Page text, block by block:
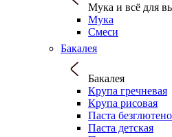
Мука и всё для
Мука
Смеси
Бакалея
Бакалея
Крупа гречневая
Крупа рисовая
Паста
Паста детская